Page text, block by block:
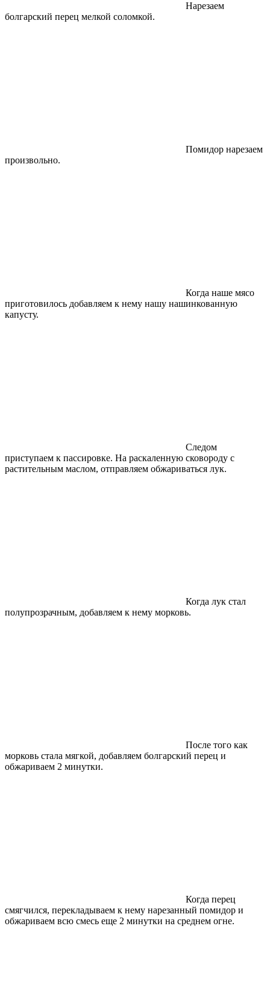
Нарезаем
болгарский перец мелкой соломкой.
Помидор нарезаем
произвольно.
Когда наше мясо
приготовилось добавляем к нему нашу нашинкованную
капусту.
Следом
приступаем к пассировке. На раскаленную сковороду с
растительным маслом, отправляем обжариваться лук.
Когда лук стал
полупрозрачным, добавляем к нему морковь.
После того как
морковь стала мягкой, добавляем болгарский перец и
обжариваем 2 минутки.
Когда перец
смягчился, перекладываем к нему нарезанный помидор и
обжариваем всю смесь еще 2 минутки на среднем огне.